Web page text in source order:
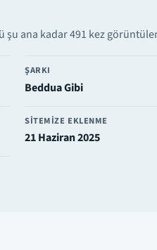
şu ana kadar 491 kez
ŞARKI
Beddua Gibi
SITEMIZE EKLENME
21 Haziran 2025